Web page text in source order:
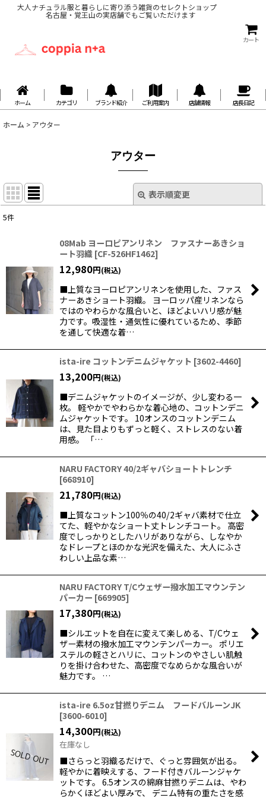
大人ナチュラル服と暮らしに寄り添う雑貨のセレクトショップ
名古屋・覚王山の実店舗でもご覧いただけます
カート
ホーム カテゴリ ブランド紹介 ご利用案内 店舗情報 店長日記
ホーム > アウター
アウター
表示順変更
絞り込む
5件
08Mab ヨーロピアンリネン ファスナーあきショ
ート羽織 [CF-526HF1462]
12,980円(税込)
■上質なヨーロピアンリネンを使用した、ファス
ナーあきショート羽織。 ヨーロッパ産リネンなら
ではのやわらかな風合いと、ほどよいハリ感が魅
力です。吸湿性・通気性に優れているため、季節
を通して快適な着…
ista-ire コットンデニムジャケット [3602-4460]
13,200円(税込)
■デニムジャケットのイメージが、少し変わる一
枚。 軽やかでやわらかな着心地の、コットンデニ
ムジャケットです。 10オンスのコットンデニム
は、見た目よりもずっと軽く、ストレスのない着
用感。 「…
NARU FACTORY 40/2ギャバショートトレンチ
[668910]
21,780円(税込)
■上質なコットン100％の40/2ギャバ素材で仕立
てた、軽やかなショート丈トレンチコート。 高密
度でしっかりとしたハリがありながら、しなやか
なドレープとほのかな光沢を備えた、大人にふさ
わしい上品な素…
NARU FACTORY T/Cウェザー撥水加工マウンテン
パーカー [669905]
17,380円(税込)
■シルエットを自在に変えて楽しめる、T/Cウェ
ザー素材の撥水加工マウンテンパーカー。 ポリエ
ステルの軽さとハリに、コットンのやさしい肌触
りを掛け合わせた、高密度でなめらかな風合いが
魅力です。 …
ista-ire 6.5oz甘撚りデニム フードバルーンJK
[3600-6010]
14,300円(税込)
在庫なし
■さらっと羽織るだけで、ぐっと雰囲気が出る。
軽やかに着映えする、フード付きバルーンジャケ
ットです。 6.5オンスの綿麻甘撚りデニムは、やわ
らかくほどよい厚みで、 デニム特有の重たさを感